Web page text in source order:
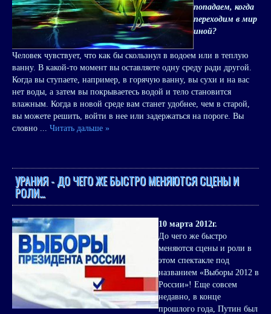
попадаем, когда
пере­ходим в мир
иной?
Человек чувствует, что как бы скользнул в водоем или в теплую
ванну. В какой-то момент вы оставляете одну среду ради другой.
Когда вы ступаете, например, в горячую ванну, вы сухи и на вас
нет воды, а затем вы покрываетесь водой и тело становится
влажным. Когда в новой среде вам станет удобнее, чем в старой,
вы можете решить, войти в нее или задержаться на пороге. Вы
словно ... Читать дальше »
УРАНИЯ - ДО ЧЕГО ЖЕ БЫСТРО МЕНЯЮТСЯ СЦЕНЫ И
РОЛИ…
10 марта 2012г.
До чего же быстро
меняются сцены и роли в
этом спектакле под
названием «Выборы 2012 в
России»! Еще совсем
недавно, в конце
прошлого года, Путин был